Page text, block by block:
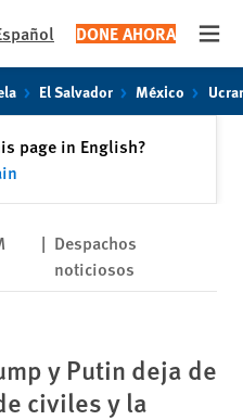
DONE AHORA
El Salvador México
page in English?
| Despachos
noticiosos
y Putin deja de
civiles y la